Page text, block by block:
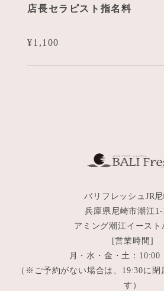
店長セラピスト指名料
¥1,100
バリフレッシュJR
兵庫県尼崎市潮江
アミング潮江イースト
[営業時間]
月・水・金・土：10:00
（※ご予約がない場合は、19:30に閉
す）